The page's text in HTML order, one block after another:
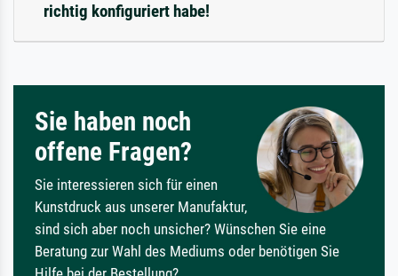
richtig konfiguriert habe!
Sie haben noch
offene Fragen?
Sie interessieren sich für einen
Kunstdruck aus unserer Manufaktur,
sind sich aber noch unsicher? Wünschen Sie eine
Beratung zur Wahl des Mediums oder benötigen Sie